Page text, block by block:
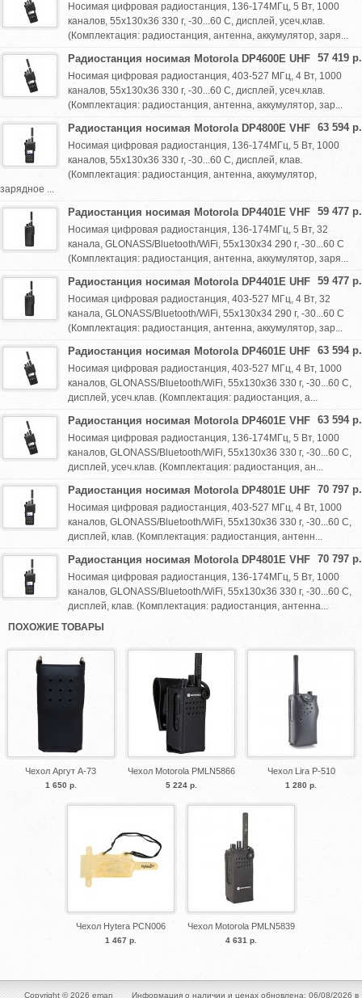
Носимая цифровая радиостанция, 136-174МГц, 5 Вт, 1000
каналов, 55х130х36 330 г, -30...60 С, дисплей, усеч.клав.
(Комплектация: радиостанция, антенна, аккумулятор, заря...
57 419 р.
Радиостанция носимая Motorola DP4600E UHF
Носимая цифровая радиостанция, 403-527 МГц, 4 Вт, 1000
каналов, 55х130х36 330 г, -30...60 С, дисплей, усеч.клав.
(Комплектация: радиостанция, антенна, аккумулятор, зар...
63 594 р.
Радиостанция носимая Motorola DP4800E VHF
Носимая цифровая радиостанция, 136-174МГц, 5 Вт, 1000
каналов, 55х130х36 330 г, -30...60 С, дисплей, клав.
(Комплектация: радиостанция, антенна, аккумулятор,
зарядное ...
59 477 р.
Радиостанция носимая Motorola DP4401E VHF
Носимая цифровая радиостанция, 136-174МГц, 5 Вт, 32
канала, GLONASS/Bluetooth/WiFi, 55х130х34 290 г, -30...60 С
(Комплектация: радиостанция, антенна, аккумулятор, заря...
59 477 р.
Радиостанция носимая Motorola DP4401E UHF
Носимая цифровая радиостанция, 403-527 МГц, 4 Вт, 32
канала, GLONASS/Bluetooth/WiFi, 55х130х34 290 г, -30...60 С
(Комплектация: радиостанция, антенна, аккумулятор, зар...
63 594 р.
Радиостанция носимая Motorola DP4601E UHF
Носимая цифровая радиостанция, 403-527 МГц, 4 Вт, 1000
каналов, GLONASS/Bluetooth/WiFi, 55х130х36 330 г, -30...60 С,
дисплей, усеч.клав. (Комплектация: радиостанция, а...
63 594 р.
Радиостанция носимая Motorola DP4601E VHF
Носимая цифровая радиостанция, 136-174МГц, 5 Вт, 1000
каналов, GLONASS/Bluetooth/WiFi, 55х130х36 330 г, -30...60 С,
дисплей, усеч.клав. (Комплектация: радиостанция, ан...
70 797 р.
Радиостанция носимая Motorola DP4801E UHF
Носимая цифровая радиостанция, 403-527 МГц, 4 Вт, 1000
каналов, GLONASS/Bluetooth/WiFi, 55х130х36 330 г, -30...60 С,
дисплей, клав. (Комплектация: радиостанция, антенн...
70 797 р.
Радиостанция носимая Motorola DP4801E VHF
Носимая цифровая радиостанция, 136-174МГц, 5 Вт, 1000
каналов, GLONASS/Bluetooth/WiFi, 55х130х36 330 г, -30...60 С,
дисплей, клав. (Комплектация: радиостанция, антенна...
ПОХОЖИЕ ТОВАРЫ
Чехол Аргут A-73
1 650 р.
Чехол Motorola PMLN5866
5 224 р.
Чехол Lira P-510
1 280 р.
Чехол Hytera PCN006
1 467 р.
Чехол Motorola PMLN5839
4 631 р.
Copyright © 2026 eman Информация о наличии и ценах обновлена: 06/08/2026 в